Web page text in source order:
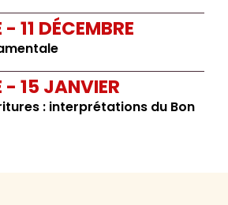
11 DÉCEMBRE
- 15 JANVIER
: interprétations du Bon